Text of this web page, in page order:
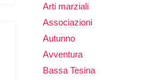
Arti marziali
Associazioni
Autunno
Avventura
Bassa Tesina